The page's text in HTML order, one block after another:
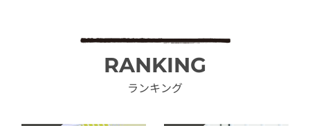
RANKING
ランキング